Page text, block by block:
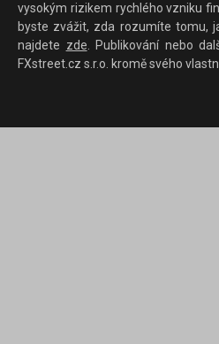
vysokým rizikem rychlého vzniku
byste zvážit, zda rozumíte tomu,
najdete zde. Publikování nebo
FXstreet.cz s.r.o. kromě svého